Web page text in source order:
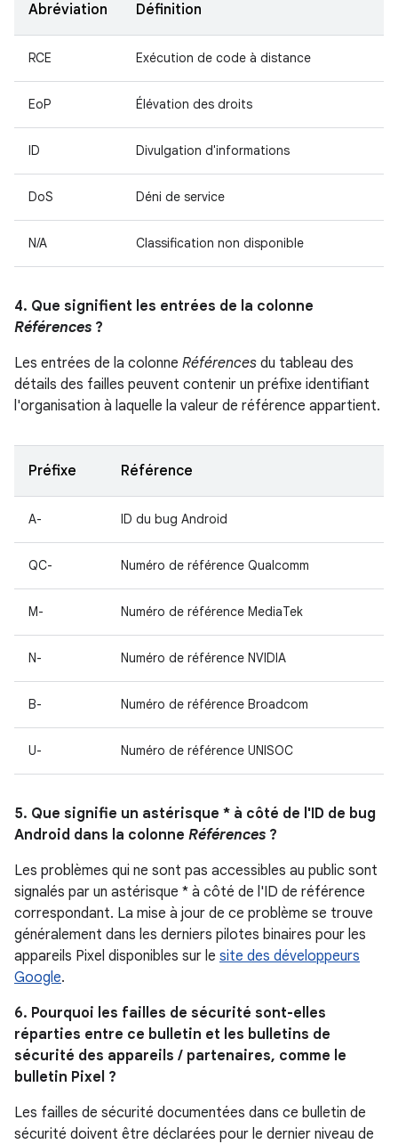
Abréviation Définition
RCE Exécution de code à distance
EoP Élévation des droits
ID Divulgation d'informations
DoS Déni de service
N/A Classification non disponible
4. Que signifient les entrées de la colonne
Références ?
Les entrées de la colonne Références du tableau des
détails des failles peuvent contenir un préfixe identifiant
l'organisation à laquelle la valeur de référence appartient.
Préfixe Référence
A- ID du bug Android
QC- Numéro de référence Qualcomm
M- Numéro de référence MediaTek
N- Numéro de référence NVIDIA
B- Numéro de référence Broadcom
U- Numéro de référence UNISOC
5. Que signifie un astérisque * à côté de l'ID de bug
Android dans la colonne Références ?
Les problèmes qui ne sont pas accessibles au public sont
signalés par un astérisque * à côté de l'ID de référence
correspondant. La mise à jour de ce problème se trouve
généralement dans les derniers pilotes binaires pour les
appareils Pixel disponibles sur le site des développeurs
Google.
6. Pourquoi les failles de sécurité sont-elles
réparties entre ce bulletin et les bulletins de
sécurité des appareils / partenaires, comme le
bulletin Pixel ?
Les failles de sécurité documentées dans ce bulletin de
sécurité doivent être déclarées pour le dernier niveau de